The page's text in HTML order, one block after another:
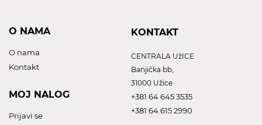
O NAMA
O nama
Kontakt
MOJ NALOG
Prijavi se
KONTAKT
CENTRALA UžICE
Banjička bb,
31000 Užice
+381 64 645 3535
+381 64 615 2990